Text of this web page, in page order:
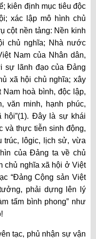
kiên định mục tiêu độc
xác lập mô hình chủ
cột nền tảng: Nền kinh
chủ nghĩa; Nhà nước
Nam của Nhân dân,
sự lãnh đạo của Đảng
xã hội chủ nghĩa; xây
hoà bình, độc lập,
văn minh, hạnh phúc,
Đây là sự khái
và thực tiễn sinh động,
trúc, lôgic, lịch sử, vừa
của Đảng ta về chủ
chủ nghĩa xã hội ở Việt
“Đảng Cộng sản Việt
phải dựng lên lý
tấm bình phong” như
tạc, phủ nhận sự vận